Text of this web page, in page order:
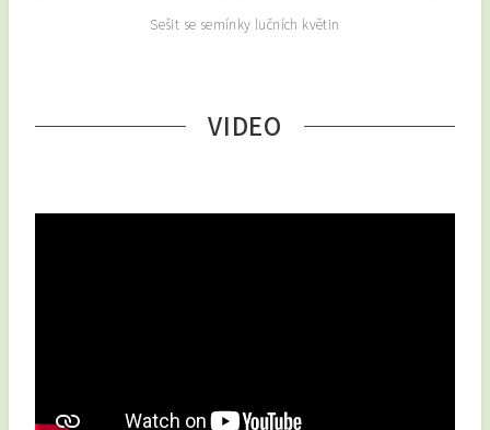
Sešit se semínky lučních květin
VIDEO